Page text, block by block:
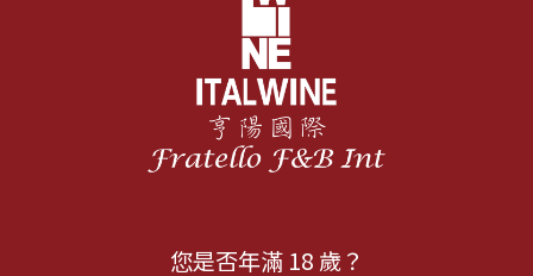
您是否年滿 18 歲？